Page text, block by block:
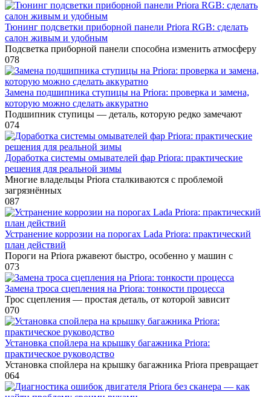
Тюнинг подсветки приборной панели Priora RGB: сделать
салон живым и удобным
Подсветка приборной панели способна изменить атмосферу
078
Замена подшипника ступицы на Priora: проверка и замена,
которую можно сделать аккуратно
Подшипник ступицы — деталь, которую редко замечают
074
Доработка системы омывателей фар Priora: практические
решения для реальной зимы
Многие владельцы Priora сталкиваются с проблемой
загрязнённых
087
Устранение коррозии на порогах Lada Priora: практический
план действий
Пороги на Priora ржавеют быстро, особенно у машин с
073
Замена троса сцепления на Priora: тонкости процесса
Трос сцепления — простая деталь, от которой зависит
070
Установка спойлера на крышку багажника Priora:
практическое руководство
Установка спойлера на крышку багажника Priora превращает
064